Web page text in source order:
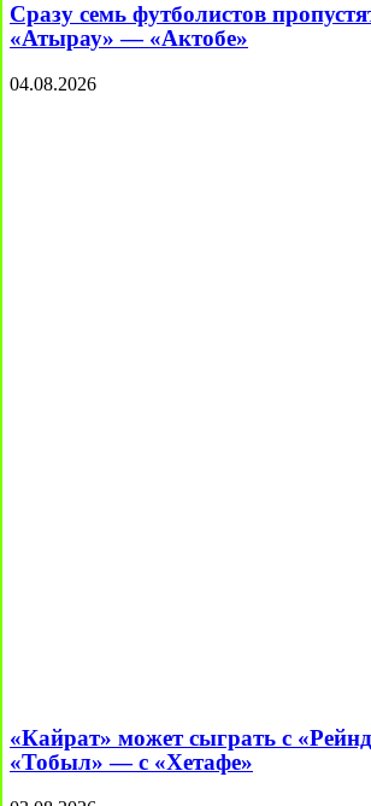
Сразу семь футболистов
«Атырау» — «Актобе»
04.08.2026
«Кайрат» может сыграть с
«Тобыл» — с «Хетафе»